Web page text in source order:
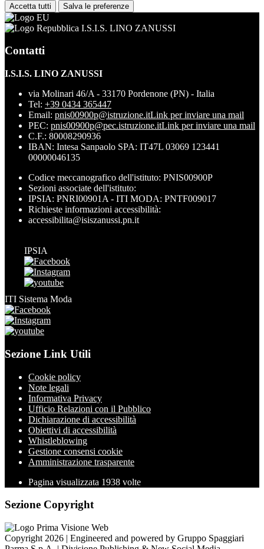
Accetta tutti Salva le preferenze
I.S.I.S. LINO ZANUSSI
Contatti
I.S.I.S. LINO ZANUSSI
via Molinari 46/A - 33170 Pordenone (PN) - Italia
Tel: +39 0434 365447
Email: pnis00900p@istruzione.itLink per inviare una mail
PEC: pnis00900p@pec.istruzione.itLink per inviare una mail
C.F.: 80008290936
IBAN: Intesa Sanpaolo SPA: IT47L 03069 123441
00000046135
Codice meccanografico dell'istituto: PNIS00900P
Sezioni associate dell'istituto:
IPSIA: PNRI00901A - ITI MODA: PNTF009017
Richieste informazioni accessibilità:
accessibilita@isiszanussi.pn.it
IPSIA
ITI Sistema Moda
Sezione Link Utili
Cookie policy
Note legali
Informativa Privacy
Ufficio Relazioni con il Pubblico
Dichiarazione di accessibilità
Obiettivi di accessibilità
Whistleblowing
Gestione consensi cookie
Amministrazione trasparente
Pagina visualizzata 1938 volte
Sezione Copyright
Copyright 2026 | Engineered and powered by Gruppo Spaggiari